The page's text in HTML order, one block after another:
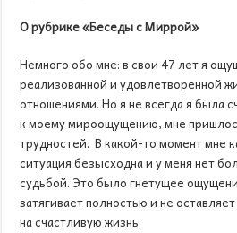
О рубрике «Беседы с Миррой»
Немного обо мне: в свои 47 лет я
реализованной и удовлетворенной
отношениями. Но я не всегда я была
к моему мироощущению, мне
трудностей. В какой-то момент мне
ситуация безысходна и у меня нет
судьбой. Это было гнетущее
затягивает полностью и не
на счастливую жизнь.